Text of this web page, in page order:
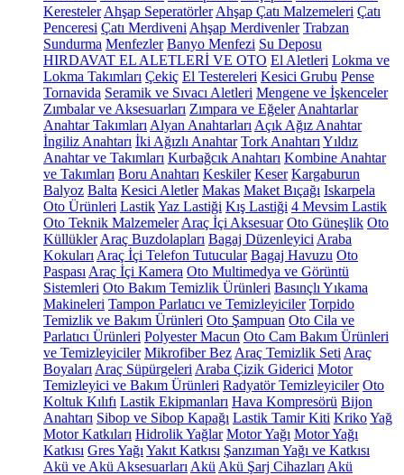
Keresteler Ahşap Seperatörler Ahşap Çatı Malzemeleri Çatı
Penceresi Çatı Merdiveni Ahşap Merdivenler Trabzan
Sundurma Menfezler Banyo Menfezi Su Deposu
HIRDAVAT EL ALETLERİ VE OTO El Aletleri Lokma ve
Lokma Takımları Çekiç El Testereleri Kesici Grubu Pense
Tornavida Seramik ve Sıvacı Aletleri Mengene ve İşkenceler
Zımbalar ve Aksesuarları Zımpara ve Eğeler Anahtarlar
Anahtar Takımları Alyan Anahtarları Açık Ağız Anahtar
İngiliz Anahtarı İki Ağızlı Anahtar Tork Anahtarı Yıldız
Anahtar ve Takımları Kurbağcık Anahtarı Kombine Anahtar
ve Takımları Boru Anahtarı Keskiler Keser Kargaburun
Balyoz Balta Kesici Aletler Makas Maket Bıçağı Iskarpela
Oto Ürünleri LastikYaz Lastiği Kış Lastiği 4 Mevsim Lastik
Oto Teknik Malzemeler Araç İçi Aksesuar Oto Güneşlik Oto
Küllükler Araç Buzdolapları Bagaj Düzenleyici Araba
Kokuları Araç İçi Telefon Tutucular Bagaj Havuzu Oto
Paspası Araç İçi Kamera Oto Multimedya ve Görüntü
Sistemleri Oto Bakım Temizlik Ürünleri Basınçlı Yıkama
Makineleri Tampon Parlatıcı ve Temizleyiciler Torpido
Temizlik ve Bakım Ürünleri Oto Şampuan Oto Cila ve
Parlatıcı Ürünleri Polyester Macun Oto Cam Bakım Ürünleri
ve Temizleyiciler Mikrofiber Bez Araç Temizlik Seti Araç
Boyaları Araç Süpürgeleri Araba Çizik Giderici Motor
Temizleyici ve Bakım Ürünleri Radyatör Temizleyiciler Oto
Koltuk Kılıfı Lastik Ekipmanları Hava Kompresörü Bijon
Anahtarı Sibop ve Sibop Kapağı Lastik Tamir Kiti KrikoYağ
Motor Katkıları Hidrolik Yağlar Motor Yağı Motor Yağı
Katkısı Gres Yağı Yakıt Katkısı Şanzıman Yağı ve Katkısı
Akü ve Akü Aksesuarları Akü Akü Şarj Cihazları Akü